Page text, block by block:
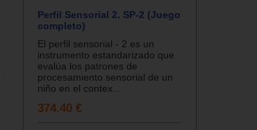
Perfil Sensorial 2. SP-2 (Juego
completo)
El perfil sensorial - 2 es un
instrumento estandarizado que
evalúa los patrones de
procesamiento sensorial de un
niño en el contex...
374.40 €